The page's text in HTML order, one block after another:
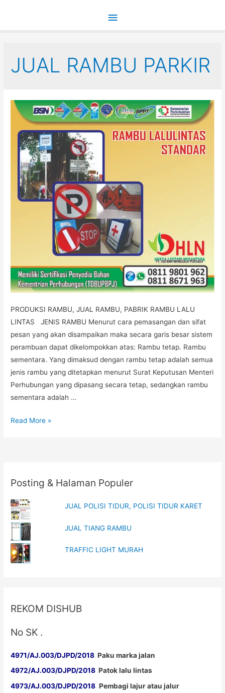
Main
JUAL RAMBU PARKIR
PRODUKSI RAMBU, JUAL RAMBU, PABRIK RAMBU LALU
LINTAS JENIS RAMBU Menurut cara pemasangan dan sifat
pesan yang akan disampaikan maka secara garis besar sistem
perambuan dapat dikelompokkan atas: Rambu tetap. Rambu
sementara. Yang dimaksud dengan rambu tetap adalah semua
jenis rambu yang ditetapkan menurut Surat Keputusan Menteri
Perhubungan yang dipasang secara tetap, sedangkan rambu
sementara adalah …
PABRIK
Read More »
Posting & Halaman Populer
JUAL POLISI TIDUR, POLISI TIDUR KARET
JUAL TIANG RAMBU
TRAFFIC LIGHT MURAH
REKOM DISHUB
No SK .
4971/AJ.003/DJPD/2018 Paku marka jalan
4972/AJ.003/DJPD/2018 Patok lalu lintas
4973/AJ.003/DJPD/2018 Pembagi lajur atau jalur